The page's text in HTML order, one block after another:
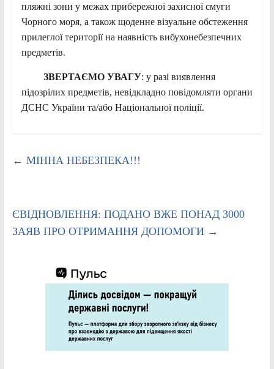
пляжні зони у межах прибережної захисної смуги
Чорного моря, а також щоденне візуальне обстеження
прилеглої території на наявність вибухонебезпечних
предметів.
ЗВЕРТАЄМО УВАГУ: у разі виявлення
підозрілих предметів, невідкладно повідомляти органи
ДСНС України та/або Національної поліції.
← МІННА НЕБЕЗПЕКА!!!
ЄВІДНОВЛЕННЯ: ПОДАНО ВЖЕ ПОНАД 3000
ЗАЯВ ПРО ОТРИМАННЯ ДОПОМОГИ →